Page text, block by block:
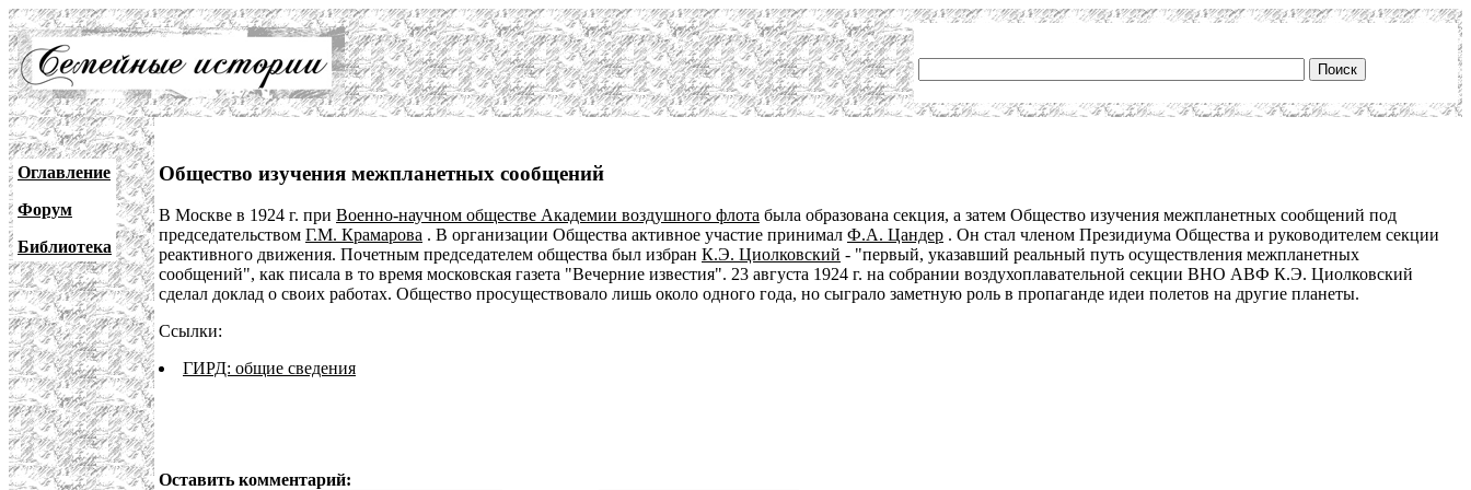
Оглавление
Форум
Библиотека
Общество изучения межпланетных сообщений
В Москве в 1924 г. при Военно-научном обществе Академии воздушного флота была образована секция, а затем Общество изучения межпланетных сообщений под
председательством Г.М. Крамарова . В организации Общества активное участие принимал Ф.А. Цандер . Он стал членом Президиума Общества и руководителем секции
реактивного движения. Почетным председателем общества был избран К.Э. Циолковский - "первый, указавший реальный путь осуществления межпланетных
сообщений", как писала в то время московская газета "Вечерние известия". 23 августа 1924 г. на собрании воздухоплавательной секции ВНО АВФ К.Э. Циолковский
сделал доклад о своих работах. Общество просуществовало лишь около одного года, но сыграло заметную роль в пропаганде идеи полетов на другие планеты.
Ссылки:
ГИРД: общие сведения
Оставить комментарий: